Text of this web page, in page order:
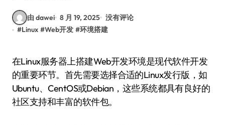
由 dawei 8 月 19, 2025 没有评论
#Linux #Web开发 #环境搭建
在Linux服务器上搭建Web开发环境是现代软件开发
的重要环节。首先需要选择合适的Linux发行版，如
Ubuntu、CentOS或Debian，这些系统都具有良好的
社区支持和丰富的软件包。